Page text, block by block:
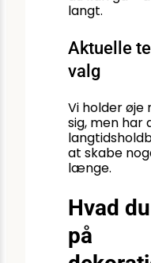
langt.
Aktuelle
valg
Vi holder øje
sig, men har
at skabe
længe.
Hvad
på